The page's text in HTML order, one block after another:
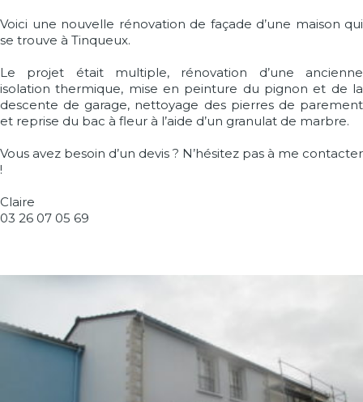
Voici une nouvelle rénovation de façade d’une maison qui
se trouve à Tinqueux.
Le projet était multiple, rénovation d’une ancienne
isolation thermique, mise en peinture du pignon et de la
descente de garage, nettoyage des pierres de parement
et reprise du bac à fleur à l’aide d’un granulat de marbre.
Vous avez besoin d’un devis ? N’hésitez pas à me contacter
!
Claire
03 26 07 05 69